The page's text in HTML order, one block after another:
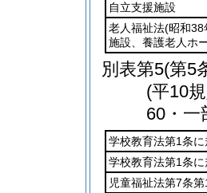
自立支援施設
老人福祉法(昭和38
施設、養護老人ホ
別表第5(第5
(平10
60・一
学校教育法第1条
学校教育法第1条
児童福祉法第7条